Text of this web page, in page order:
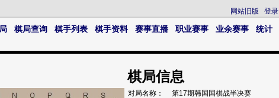
网站旧版 登录
棋局查询 棋手列表 棋手资料 赛事直播 职业赛事 业余赛事 统计
棋局信息
对局名称：
第17期韩国国棋战半决赛